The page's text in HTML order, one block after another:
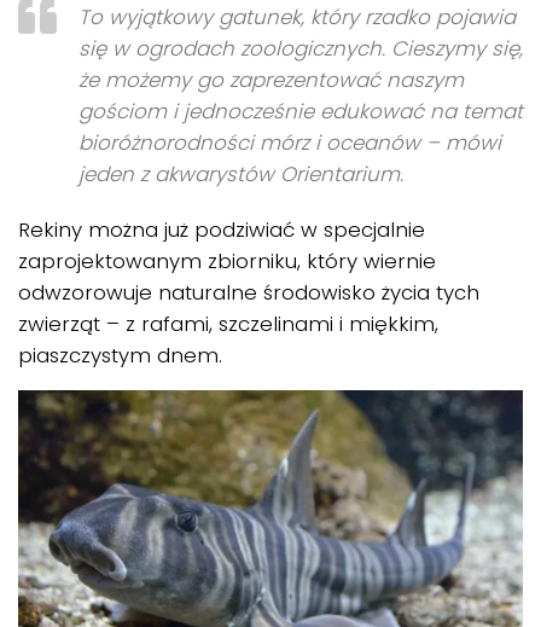
To wyjątkowy gatunek, który rzadko pojawia
się w ogrodach zoologicznych. Cieszymy się,
że możemy go zaprezentować naszym
gościom i jednocześnie edukować na temat
bioróżnorodności mórz i oceanów – mówi
jeden z akwarystów Orientarium.
Rekiny można już podziwiać w specjalnie
zaprojektowanym zbiorniku, który wiernie
odwzorowuje naturalne środowisko życia tych
zwierząt – z rafami, szczelinami i miękkim,
piaszczystym dnem.